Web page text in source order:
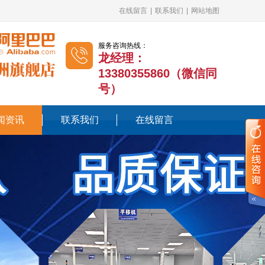
在线留言 联系我们 网站地图
服务咨询热线：
龙经理：
13380355860（微信同
号）
资讯 联系我们 在线留言